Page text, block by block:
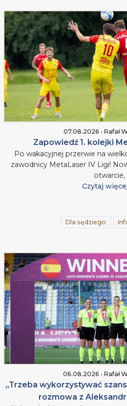
07.08.2026 • Rafał
Zapowiedź 1. kolejki
Po wakacyjnej przerwie na
zawodnicy MetaLaser IV Ligi!
otwarcie,
Czytaj
Dla sędziego
06.08.2026 • Rafał
„Trzeba wykorzystywać
rozmowa z